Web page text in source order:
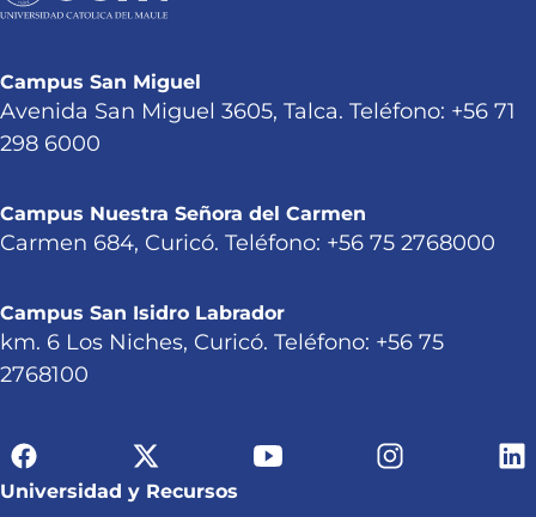
Campus San Miguel
Avenida San Miguel 3605, Talca. Teléfono: +56 71
298 6000
Campus Nuestra Señora del Carmen
Carmen 684, Curicó. Teléfono: +56 75 2768000
Campus San Isidro Labrador
km. 6 Los Niches, Curicó. Teléfono: +56 75
2768100
Universidad y Recursos